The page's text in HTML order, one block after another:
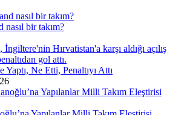
bir takım?
Ne Etti, Penaltıyı Attı